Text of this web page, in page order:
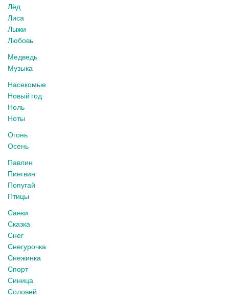
Лёд
Лиса
Лыжи
Любовь
Медведь
Музыка
Насекомые
Новый год
Ноль
Ноты
Огонь
Осень
Павлин
Пингвин
Попугай
Птицы
Санки
Сказка
Снег
Снегурочка
Снежинка
Спорт
Синица
Соловей